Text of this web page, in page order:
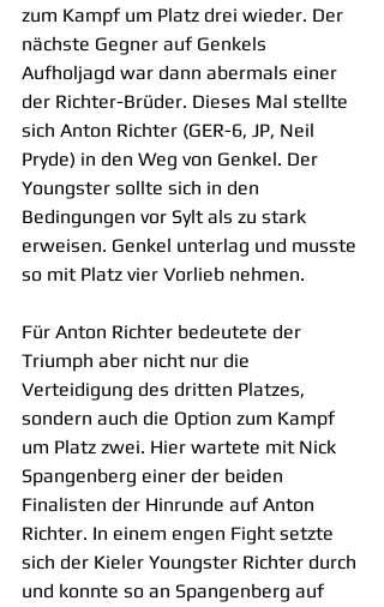
zum Kampf um Platz drei wieder. Der
nächste Gegner auf Genkels
Aufholjagd war dann abermals einer
der Richter-Brüder. Dieses Mal stellte
sich Anton Richter (GER-6, JP, Neil
Pryde) in den Weg von Genkel. Der
Youngster sollte sich in den
Bedingungen vor Sylt als zu stark
erweisen. Genkel unterlag und musste
so mit Platz vier Vorlieb nehmen.
Für Anton Richter bedeutete der
Triumph aber nicht nur die
Verteidigung des dritten Platzes,
sondern auch die Option zum Kampf
um Platz zwei. Hier wartete mit Nick
Spangenberg einer der beiden
Finalisten der Hinrunde auf Anton
Richter. In einem engen Fight setzte
sich der Kieler Youngster Richter durch
und konnte so an Spangenberg auf